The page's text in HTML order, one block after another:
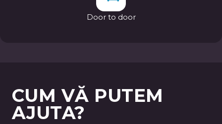
Door to door
CUM VĂ PUTEM
AJUTA?